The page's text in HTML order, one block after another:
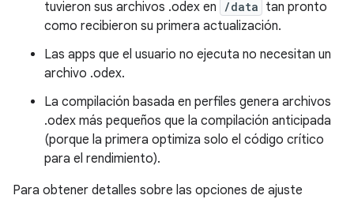
tuvieron sus archivos .odex en
/data tan pronto
como recibieron su primera actualización.
Las apps que el usuario no ejecuta no necesitan un
archivo .odex.
La compilación basada en perfiles genera archivos
.odex más pequeños que la compilación anticipada
(porque la primera optimiza solo el código crítico
para el rendimiento).
Para obtener detalles sobre las opciones de ajuste